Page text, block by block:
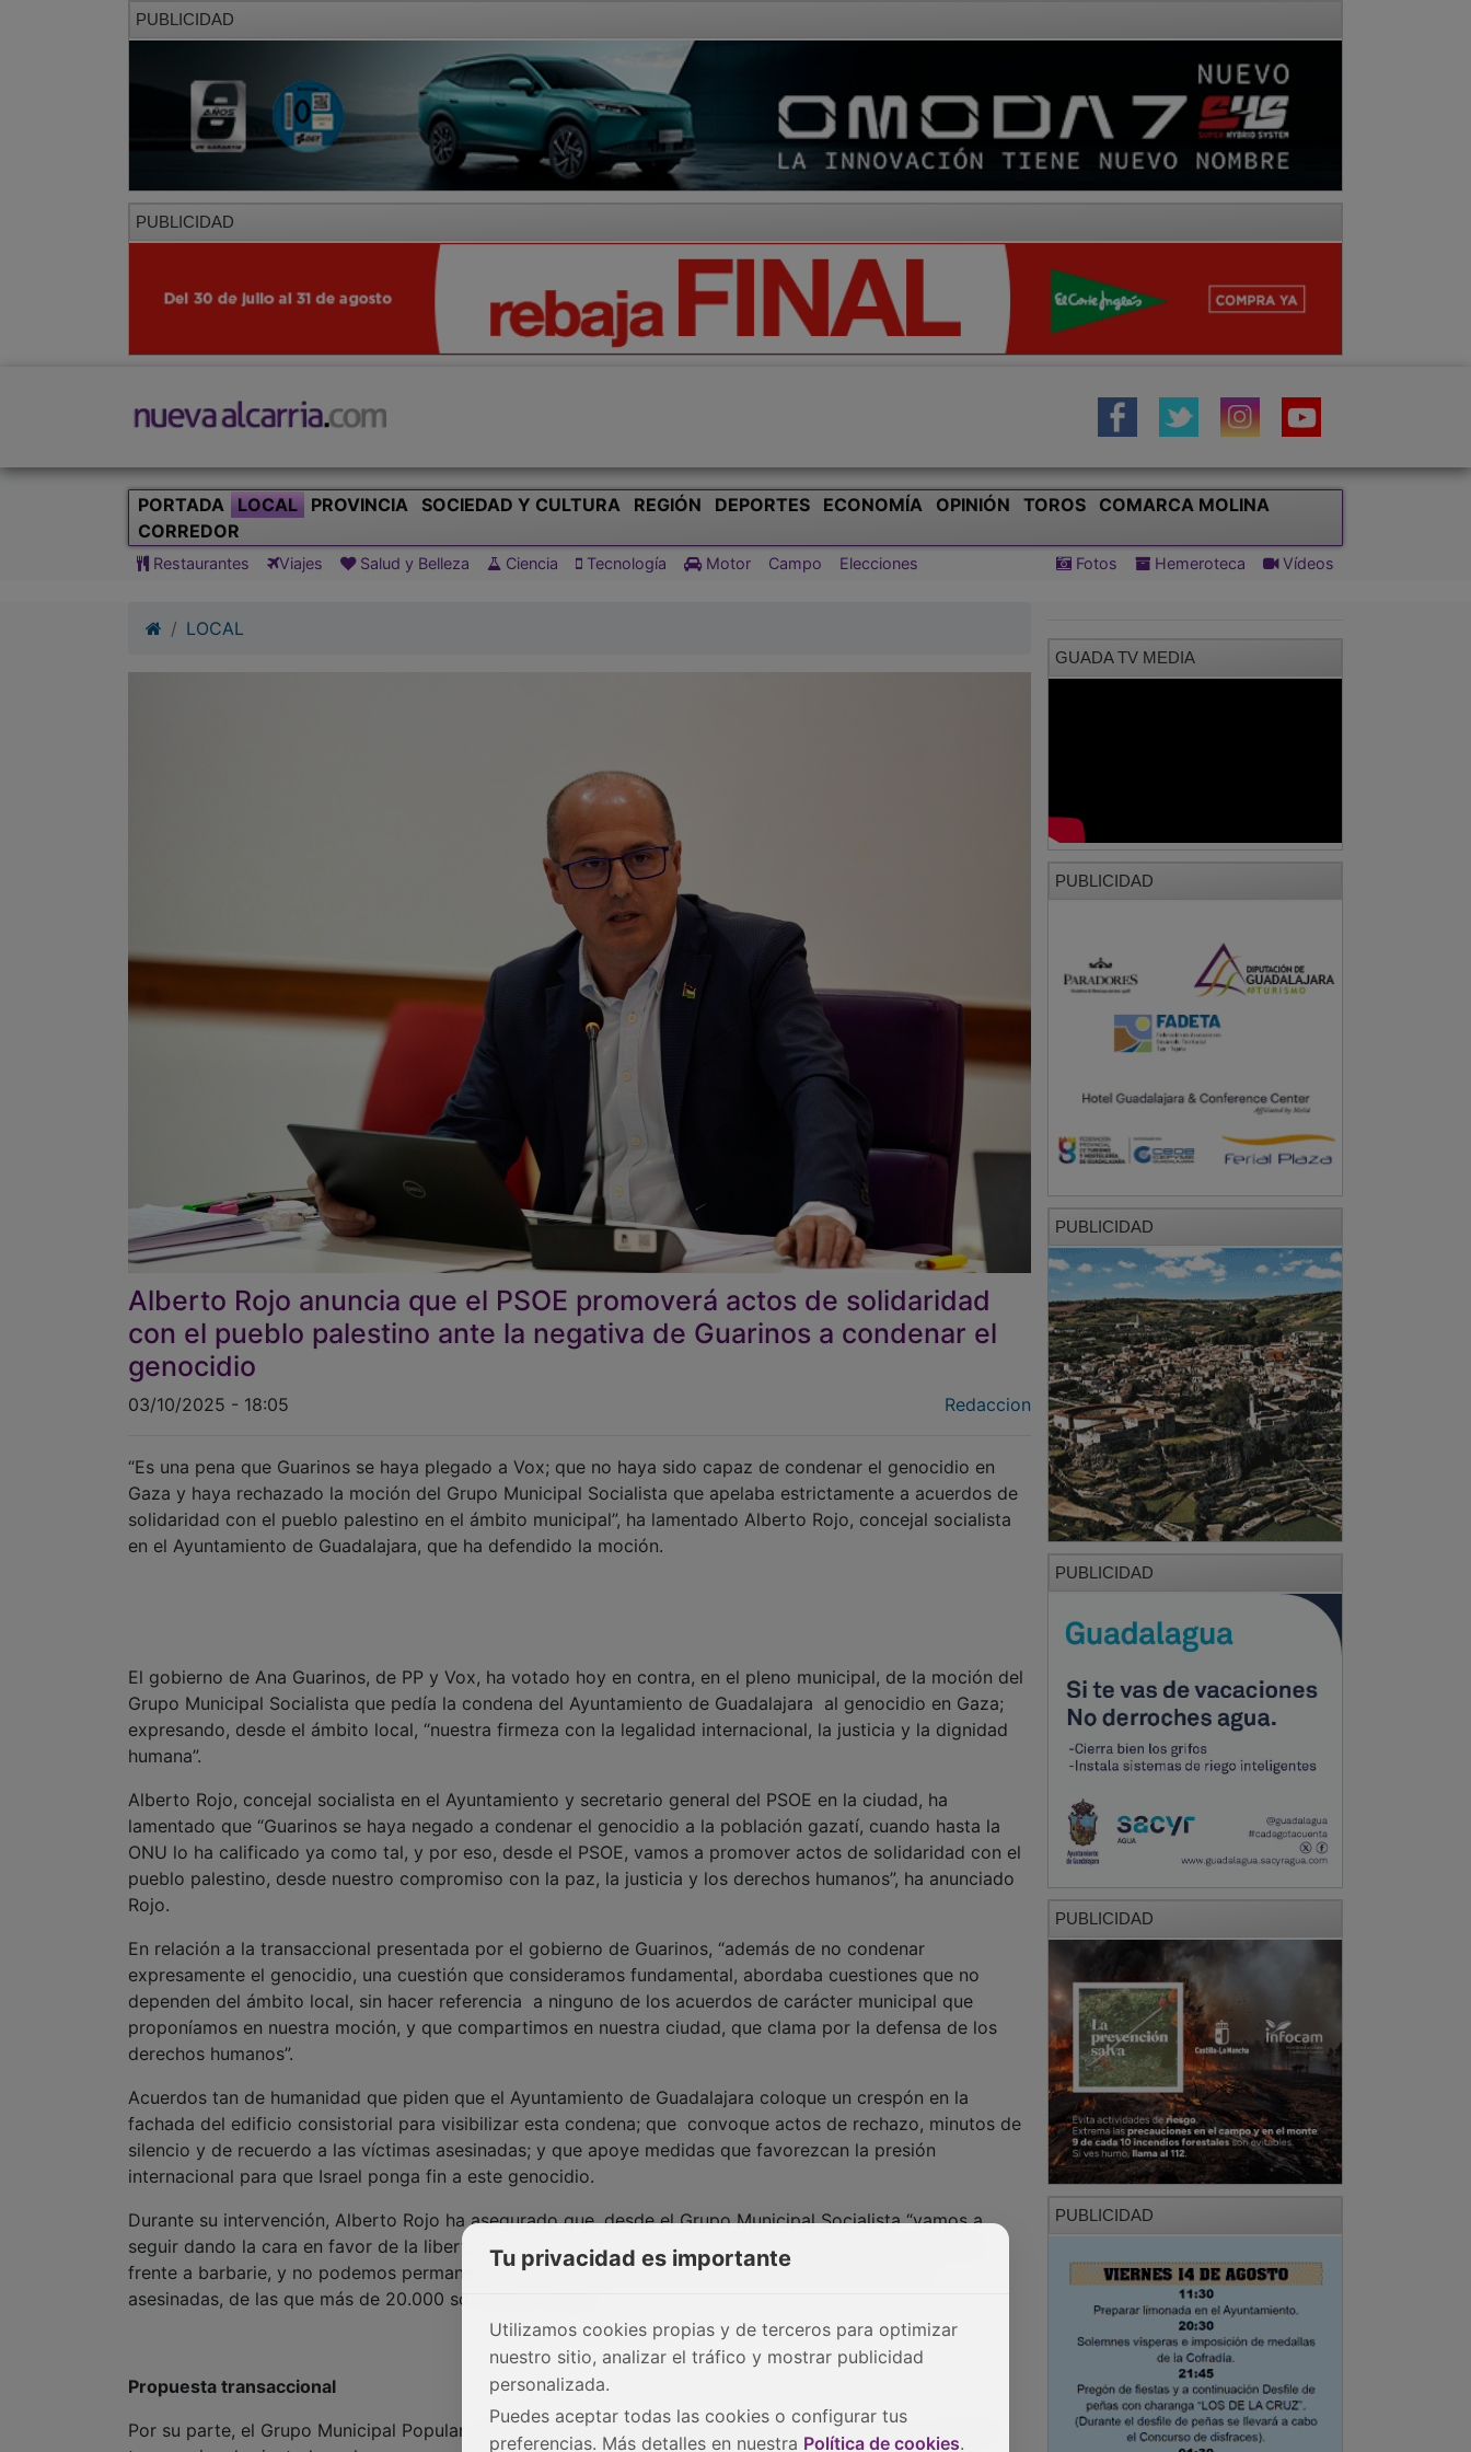
PUBLICIDAD
PUBLICIDAD
PORTADA LOCAL PROVINCIA SOCIEDAD Y CULTURA REGIÓN DEPORTES ECONOMÍA OPINIÓN TOROS
COMARCA MOLINA
CORREDOR
Restaurantes Viajes Salud y Belleza Ciencia Tecnología Motor Campo Elecciones Fotos Hemeroteca Vídeos
LOCAL
Alberto Rojo anuncia que el PSOE promoverá actos de solidaridad
con el pueblo palestino ante la negativa de Guarinos a condenar el
genocidio
03/10/2025 - 18:05 Redaccion
“Es una pena que Guarinos se haya plegado a Vox; que no haya sido capaz de condenar el genocidio en
Gaza y haya rechazado la moción del Grupo Municipal Socialista que apelaba estrictamente a acuerdos de
solidaridad con el pueblo palestino en el ámbito municipal”, ha lamentado Alberto Rojo, concejal socialista
en el Ayuntamiento de Guadalajara, que ha defendido la moción.
El gobierno de Ana Guarinos, de PP y Vox, ha votado hoy en contra, en el pleno municipal, de la moción del
Grupo Municipal Socialista que pedía la condena del Ayuntamiento de Guadalajara al genocidio en Gaza;
expresando, desde el ámbito local, “nuestra firmeza con la legalidad internacional, la justicia y la dignidad
humana”.
Alberto Rojo, concejal socialista en el Ayuntamiento y secretario general del PSOE en la ciudad, ha
lamentado que “Guarinos se haya negado a condenar el genocidio a la población gazatí, cuando hasta la
ONU lo ha calificado ya como tal, y por eso, desde el PSOE, vamos a promover actos de solidaridad con el
pueblo palestino, desde nuestro compromiso con la paz, la justicia y los derechos humanos”, ha anunciado
Rojo.
En relación a la transaccional presentada por el gobierno de Guarinos, “además de no condenar
expresamente el genocidio, una cuestión que consideramos fundamental, abordaba cuestiones que no
dependen del ámbito local, sin hacer referencia a ninguno de los acuerdos de carácter municipal que
proponíamos en nuestra moción, y que compartimos en nuestra ciudad, que clama por la defensa de los
derechos humanos”.
Acuerdos tan de humanidad que piden que el Ayuntamiento de Guadalajara coloque un crespón en la
fachada del edificio consistorial para visibilizar esta condena; que convoque actos de rechazo, minutos de
silencio y de recuerdo a las víctimas asesinadas; y que apoye medidas que favorezcan la presión
internacional para que Israel ponga fin a este genocidio.
Durante su intervención, Alberto Rojo ha asegurado que, desde el Grupo Municipal Socialista “vamos a
seguir dando la cara en favor de la libertad y de los derechos humanos, porque se trata de humanidad,
frente a barbarie, y no podemos permanecer de lado ante las más de 60.000 personas inocentes
asesinadas, de las que más de 20.000 son niños y niñas”.
Propuesta transaccional
Por su parte, el Grupo Municipal Popular ha lamentado que el PSOE rechazara en el pleno una propuesta
GUADA TV MEDIA
PUBLICIDAD
PUBLICIDAD
PUBLICIDAD
PUBLICIDAD
PUBLICIDAD
Tu privacidad es importante
Utilizamos cookies propias y de terceros para optimizar
nuestro sitio, analizar el tráfico y mostrar publicidad
personalizada.
Puedes aceptar todas las cookies o configurar tus
preferencias. Más detalles en nuestra Política de cookies.